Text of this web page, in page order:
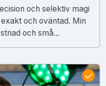
och selektiv magi
och oväntad. Min
och små...